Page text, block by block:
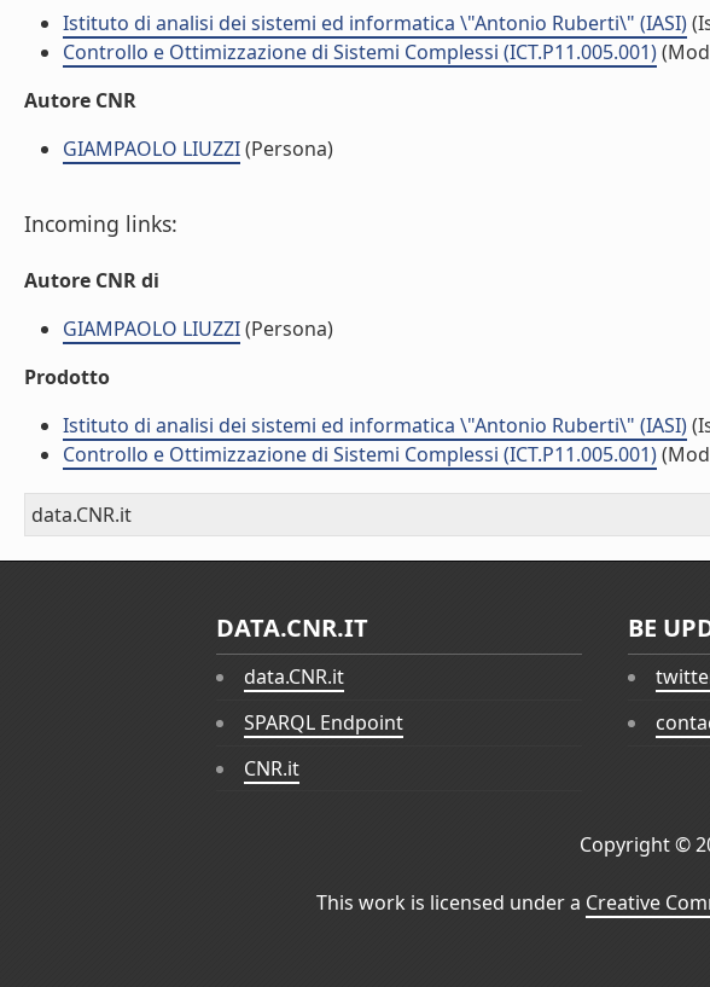
Istituto di analisi dei sistemi ed informatica \"Antonio Ruberti\" (IASI)
Controllo e Ottimizzazione di Sistemi Complessi (ICT.P11.005.001)
Autore CNR
GIAMPAOLO LIUZZI(Persona)
Incoming links:
Autore CNR di
GIAMPAOLO LIUZZI(Persona)
Prodotto
Istituto di analisi dei sistemi ed informatica \"Antonio Ruberti\" (IASI)
Controllo e Ottimizzazione di Sistemi Complessi (ICT.P11.005.001)
data.CNR.it
DATA.CNR.IT
data.CNR.it
SPARQL Endpoint
CNR.it
BE
Copyright ©
This work is licensed under a Creative